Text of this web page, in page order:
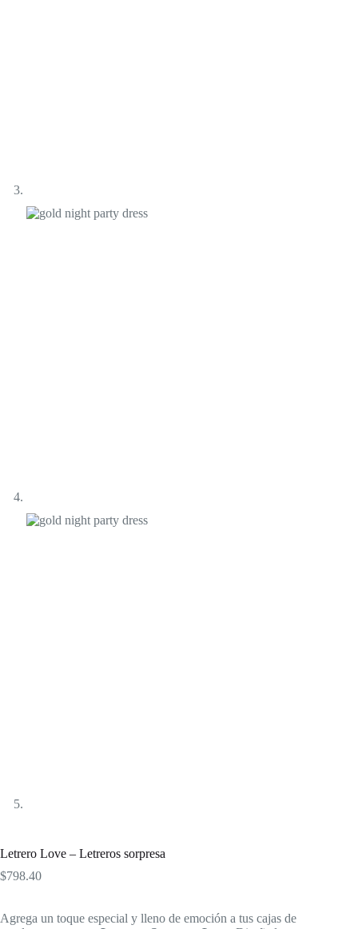
Letrero Love – Letreros sorpresa
$798.40
Agrega un toque especial y lleno de emoción a tus cajas de